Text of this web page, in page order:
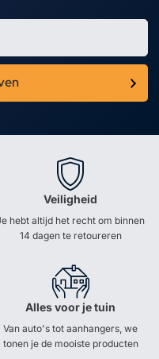
Veiligheid
hebt altijd het recht om binnen
14 dagen te retoureren
Alles voor je tuin
Van auto's tot aanhangers, we
tonen je de mooiste producten